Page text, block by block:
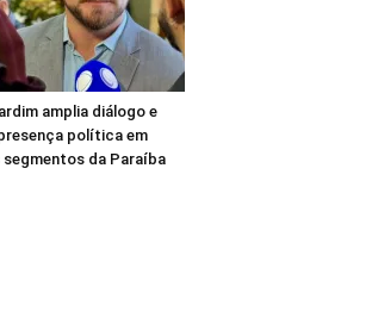
amplia diálogo e
política em
da Paraíba